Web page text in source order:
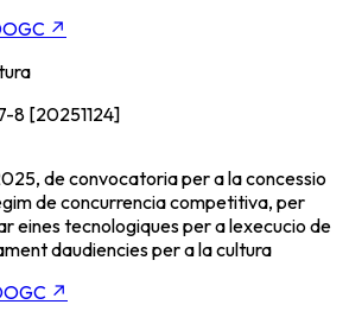
↗
8 [20251124]
de convocatoria per a la concessio
de concurrencia competitiva, per
eines tecnologiques per a lexecucio de
daudiencies per a la cultura
↗